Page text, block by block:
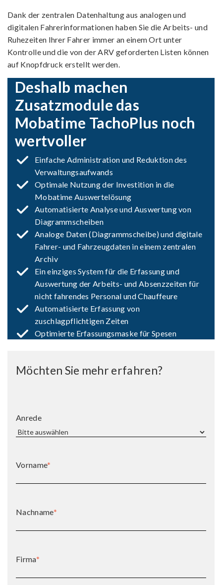
Dank der zentralen Datenhaltung aus analogen und
digitalen Fahrerinformationen haben Sie die Arbeits- und
Ruhezeiten Ihrer Fahrer immer an einem Ort unter
Kontrolle und die von der ARV geforderten Listen können
auf Knopfdruck erstellt werden.
Deshalb machen
Zusatzmodule das
Mobatime TachoPlus noch
wertvoller
Einfache Administration und Reduktion des
Verwaltungsaufwands
Optimale Nutzung der Investition in die
Mobatime Auswertelösung
Automatisierte Analyse und Auswertung von
Diagrammscheiben
Analoge Daten (Diagrammscheibe) und digitale
Fahrer- und Fahrzeugdaten in einem zentralen
Archiv
Ein einziges System für die Erfassung und
Auswertung der Arbeits- und Absenzzeiten für
nicht fahrendes Personal und Chauffeure
Automatisierte Erfassung von
zuschlagpflichtigen Zeiten
Optimierte Erfassungsmaske für Spesen
Möchten Sie mehr erfahren?
Anrede
Vorname*
Nachname*
Firma*